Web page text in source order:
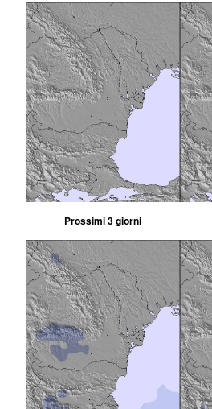
Prossimi 3 giorni